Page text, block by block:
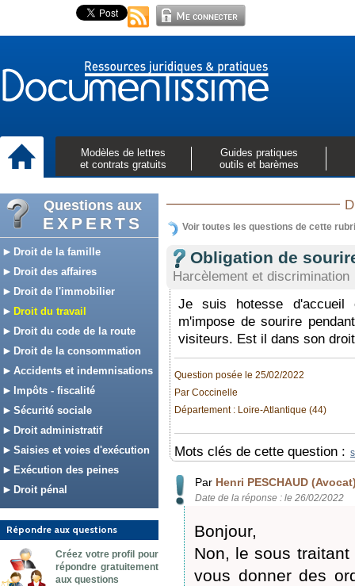
Modèles de lettres
et contrats gratuits
Guides pratiques
outils et barèmes
Questions aux
EXPERTS
Droit de la famille
Droit des affaires
Droit de l'immobilier
Droit du travail
Droit du code de la route
Droit de la consommation
Accidents et indemnisations
Impôts - fiscalité
Sécurité sociale
Droit administratif
Saisies et voies d'exécution
Exécution des peines
Droit pénal
Répondre aux questions
Créez votre profil pour
répondre gratuitement
aux questions
Voir toutes les questions de cette
Obligation de
Harcèlement et discrimination
Je suis hotesse
m'impose de sourire
visiteurs. Est il dans son
Question posée le 25/02/2022
Par Coccinelle
Département : Loire-Atlantique (44)
Mots clés de cette question :
Par Henri PESCHAUD
Date de la réponse : le 26/02/2022
Bonjour,
Non, le sous
vous donner des